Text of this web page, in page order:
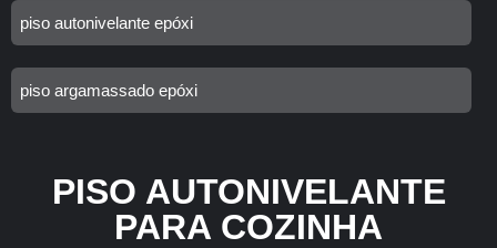
piso autonivelante epóxi
piso argamassado epóxi
PISO AUTONIVELANTE
PARA COZINHA